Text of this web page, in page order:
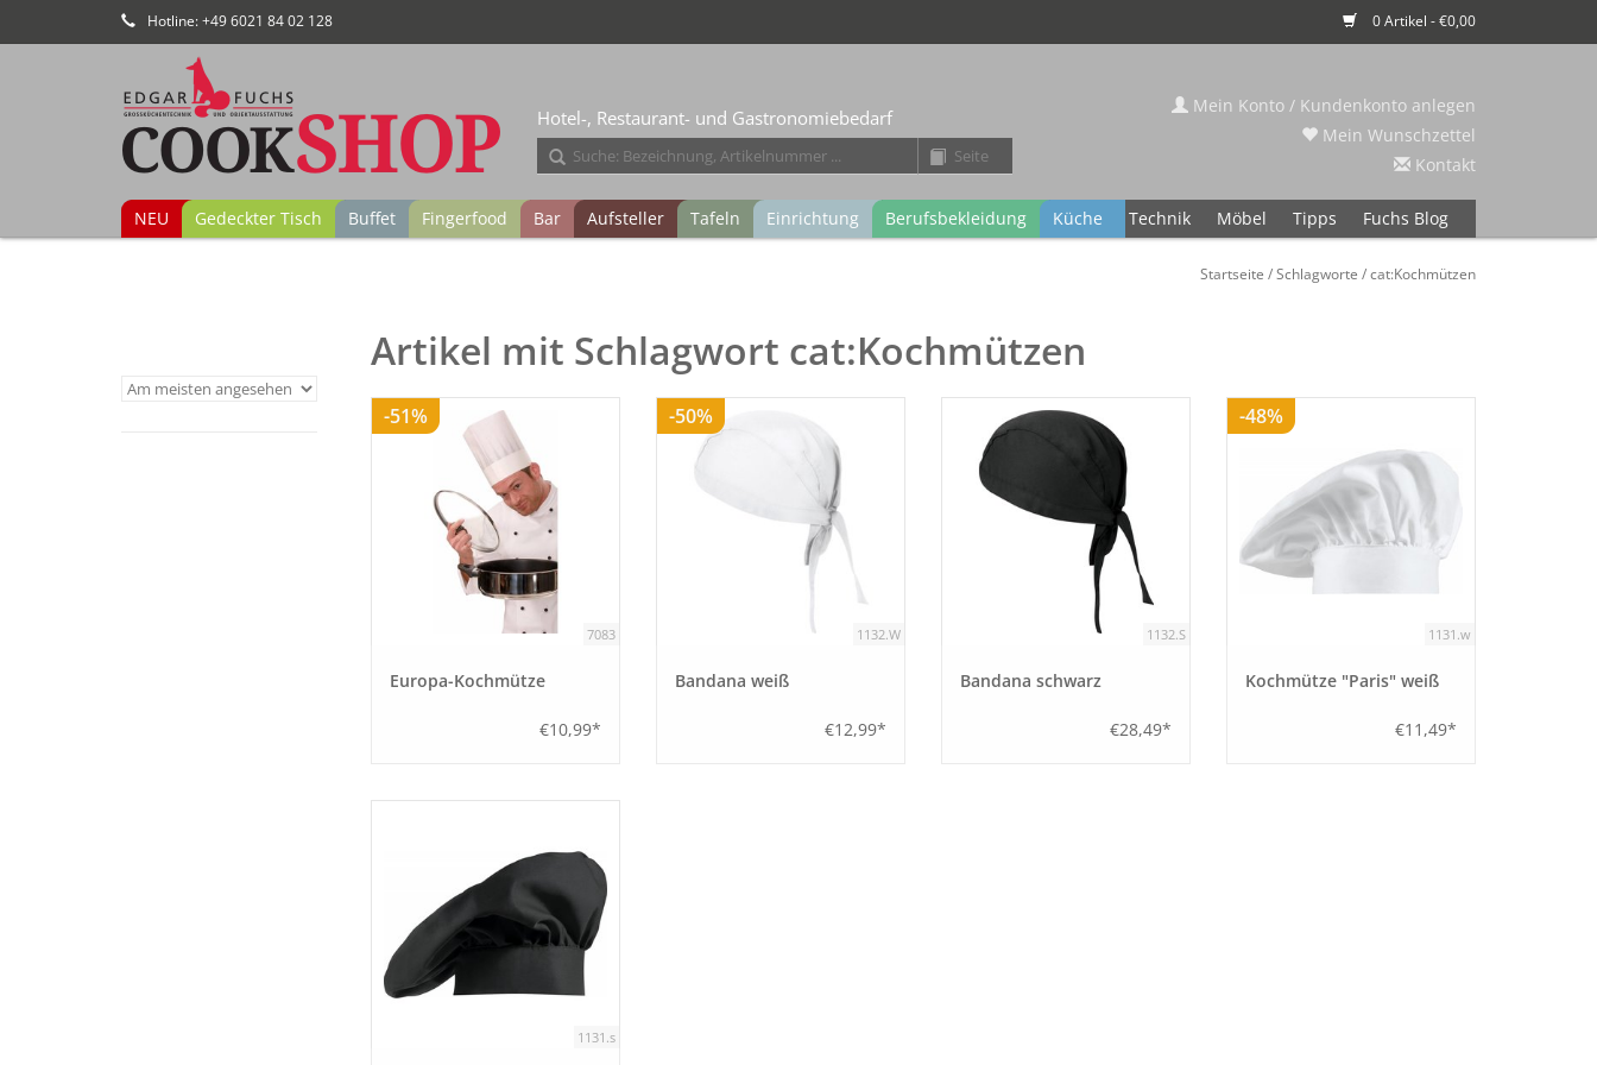
Hotline: +49 6021 84 02 128 0 Artikel - €0,00
Hotel-, Restaurant- und Gastronomiebedarf
NEU Gedeckter Tisch Buffet Fingerfood Bar Aufsteller Tafeln Einrichtung Berufsbekleidung Küche Technik Möbel Tipps Fuchs Blog
Mein Konto / Kundenkonto anlegen
Mein Wunschzettel
Kontakt
Startseite /Schlagworte /cat:Kochmützen
Artikel mit Schlagwort cat:Kochmützen
-51%
7083
Europa-Kochmütze
€10,99*
-50%
1132.W
Bandana weiß
€12,99*
1132.S
Bandana schwarz
€28,49*
-48%
1131.w
Kochmütze "Paris" weiß
€11,49*
1131.s